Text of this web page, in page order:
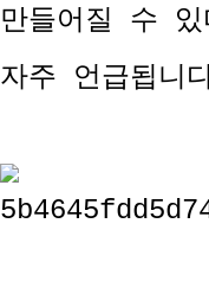
만들어질 수
자주 언급됩니